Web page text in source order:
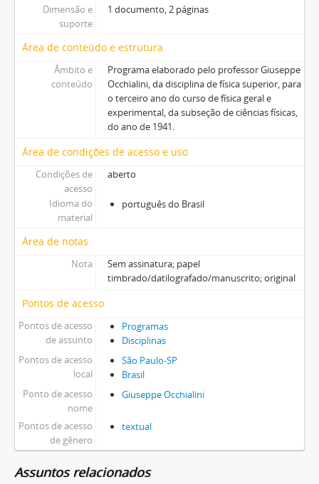
Dimensão e
suporte
1 documento, 2 páginas
Área de conteúdo e estrutura
Âmbito e
conteúdo
Programa elaborado pelo professor Giuseppe
Occhialini, da disciplina de física superior, para
o terceiro ano do curso de física geral e
experimental, da subseção de ciências físicas,
do ano de 1941.
Área de condições de acesso e uso
Condições de
acesso
aberto
Idioma do
material
português do Brasil
Área de notas
Nota
Sem assinatura; papel
timbrado/datilografado/manuscrito; original
Pontos de acesso
Pontos de acesso
de assunto
Programas
Disciplinas
Pontos de acesso
local
São Paulo-SP
Brasil
Ponto de acesso
nome
Giuseppe Occhialini
Pontos de acesso
de gênero
textual
Assuntos relacionados